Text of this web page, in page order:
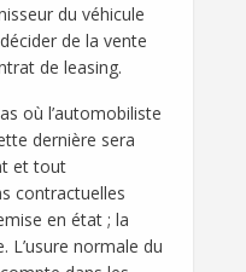
du véhicule
de la vente
de leasing.
où l’automobiliste
dernière sera
et tout
contractuelles
en état ; la
L’usure normale du